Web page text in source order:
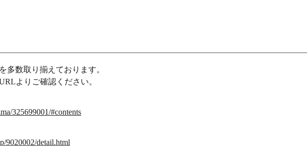
多数取り揃えております。
より ご確認ください。
325699001/#contents
9020002/detail.html